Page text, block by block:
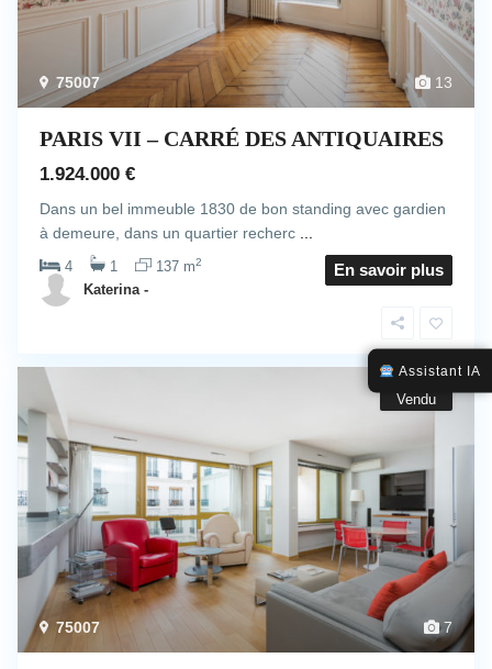
13
75007
PARIS VII – CARRÉ DES ANTIQUAIRES
1.924.000 €
Dans un bel immeuble 1830 de bon standing avec gardien
à demeure, dans un quartier recherc
4 1 137 m2 En savoir plus
Katerina -
7
75007
Vendu
Assistant IA